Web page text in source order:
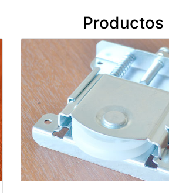
Productos